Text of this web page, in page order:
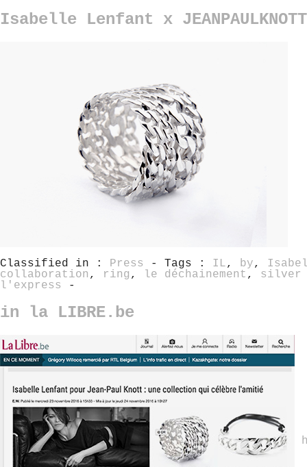
Isabelle Lenfant x
Classified in : Press - Tags : IL, by,
collaboration , ring , le déchainement , silver
l'express
-
in la LIBRE.be